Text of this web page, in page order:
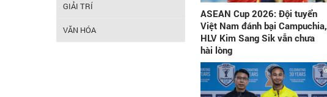
GIẢI TRÍ
VĂN HÓA
ASEAN Cup 2026: Đội tuyển
Việt Nam đánh bại Campuchia,
HLV Kim Sang Sik vẫn chưa
hài lòng